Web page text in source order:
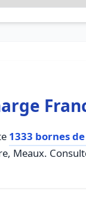
1333 bornes
Meaux.